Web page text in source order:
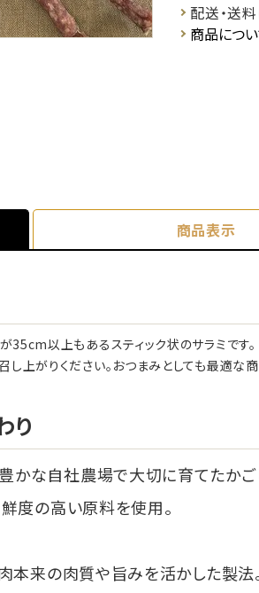
配送・送
商品につ
商品表示
以上もあるスティック状のサラミです。
上がりください。おつまみとしても最適な商
り
な自社農場で大切に育てたかご
度の高い原料を使用。
本来の肉質や旨みを活かした製法